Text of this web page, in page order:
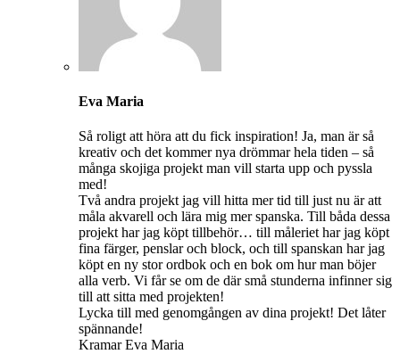
Eva Maria
Så roligt att höra att du fick inspiration! Ja, man är så
kreativ och det kommer nya drömmar hela tiden – så
många skojiga projekt man vill starta upp och pyssla
med!
Två andra projekt jag vill hitta mer tid till just nu är att
måla akvarell och lära mig mer spanska. Till båda dessa
projekt har jag köpt tillbehör… till måleriet har jag köpt
fina färger, penslar och block, och till spanskan har jag
köpt en ny stor ordbok och en bok om hur man böjer
alla verb. Vi får se om de där små stunderna infinner sig
till att sitta med projekten!
Lycka till med genomgången av dina projekt! Det låter
spännande!
Kramar Eva Maria